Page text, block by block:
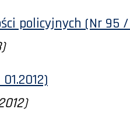
policyjnych (Nr 95 /